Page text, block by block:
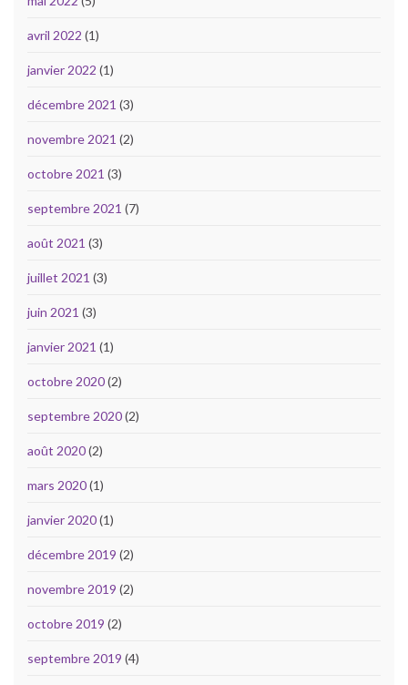
avril 2022 (1)
janvier 2022 (1)
décembre 2021 (3)
novembre 2021 (2)
octobre 2021 (3)
septembre 2021 (7)
août 2021 (3)
juillet 2021 (3)
juin 2021 (3)
janvier 2021 (1)
octobre 2020(2)
septembre 2020(2)
août 2020(2)
mars 2020(1)
janvier 2020(1)
décembre 2019 (2)
novembre 2019 (2)
octobre 2019 (2)
septembre 2019 (4)